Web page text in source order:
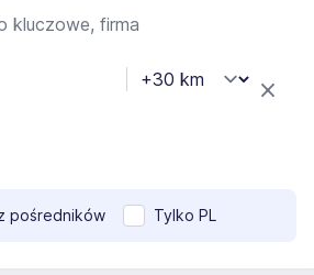
pośredników Tylko PL